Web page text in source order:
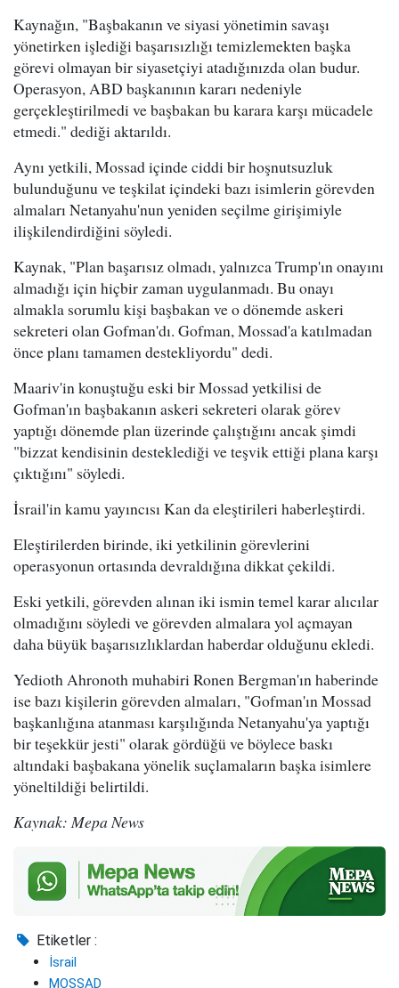
Kaynağın, "Başbakanın ve siyasi yönetimin savaşı
yönetirken işlediği başarısızlığı temizlemekten başka
görevi olmayan bir siyasetçiyi atadığınızda olan budur.
Operasyon, ABD başkanının kararı nedeniyle
gerçekleştirilmedi ve başbakan bu karara karşı mücadele
etmedi." dediği aktarıldı.
Aynı yetkili, Mossad içinde ciddi bir hoşnutsuzluk
bulunduğunu ve teşkilat içindeki bazı isimlerin görevden
almaları Netanyahu'nun yeniden seçilme girişimiyle
ilişkilendirdiğini söyledi.
Kaynak, "Plan başarısız olmadı, yalnızca Trump'ın onayını
almadığı için hiçbir zaman uygulanmadı. Bu onayı
almakla sorumlu kişi başbakan ve o dönemde askeri
sekreteri olan Gofman'dı. Gofman, Mossad'a katılmadan
önce planı tamamen destekliyordu" dedi.
Maariv'in konuştuğu eski bir Mossad yetkilisi de
Gofman'ın başbakanın askeri sekreteri olarak görev
yaptığı dönemde plan üzerinde çalıştığını ancak şimdi
"bizzat kendisinin desteklediği ve teşvik ettiği plana karşı
çıktığını" söyledi.
İsrail'in kamu yayıncısı Kan da eleştirileri haberleştirdi.
Eleştirilerden birinde, iki yetkilinin görevlerini
operasyonun ortasında devraldığına dikkat çekildi.
Eski yetkili, görevden alınan iki ismin temel karar alıcılar
olmadığını söyledi ve görevden almalara yol açmayan
daha büyük başarısızlıklardan haberdar olduğunu ekledi.
Yedioth Ahronoth muhabiri Ronen Bergman'ın haberinde
ise bazı kişilerin görevden almaları, "Gofman'ın Mossad
başkanlığına atanması karşılığında Netanyahu'ya yaptığı
bir teşekkür jesti" olarak gördüğü ve böylece baskı
altındaki başbakana yönelik suçlamaların başka isimlere
yöneltildiği belirtildi.
Kaynak: Mepa News
Etiketler :
İsrail
MOSSAD